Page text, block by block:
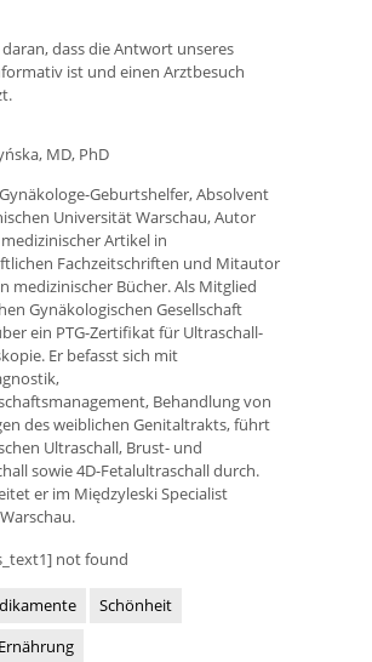
daran, dass die Antwort unseres
ist und einen Arztbesuch
MD, PhD
Geburtshelfer, Absolvent
Universität Warschau, Autor
Artikel in
Fachzeitschriften und Mitautor
medizinischer Bücher. Als Mitglied
Gynäkologischen Gesellschaft
ein PTG-Zertifikat für Ultraschall-
Er befasst sich mit
Behandlung von
des weiblichen Genitaltrakts, führt
Ultraschall, Brust- und
sowie 4D-Fetalultraschall durch.
er im Międzyleski Specialist
not found
Schönheit